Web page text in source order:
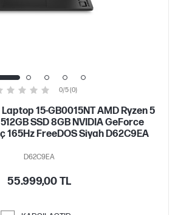
0/5 (0)
15-GB0015NT AMD Ryzen 5
SSD 8GB NVIDIA GeForce
165Hz FreeDOS Siyah D62C9EA
D62C9EA
55.999,00 TL